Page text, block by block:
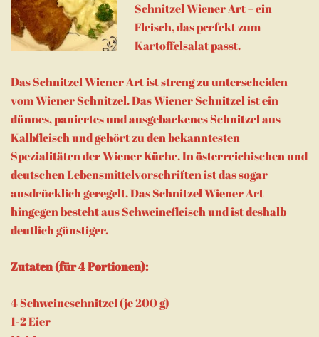
Schnitzel Wiener Art – ein
Fleisch, das perfekt zum
Kartoffelsalat passt.
Das Schnitzel Wiener Art ist streng zu unterscheiden
vom Wiener Schnitzel. Das Wiener Schnitzel ist ein
dünnes, paniertes und ausgebackenes Schnitzel aus
Kalbfleisch und gehört zu den bekanntesten
Spezialitäten der Wiener Küche. In österreichischen und
deutschen Lebensmittelvorschriften ist das sogar
ausdrücklich geregelt. Das Schnitzel Wiener Art
hingegen besteht aus Schweinefleisch und ist deshalb
deutlich günstiger.
Zutaten (für 4 Portionen):
4 Schweineschnitzel (je 200 g)
1-2 Eier